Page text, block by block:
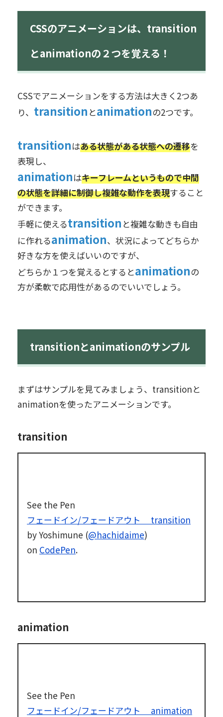
CSSのアニメーションは、transition
とanimationの２つを覚える！
CSSでアニメーションをする方法は大きく2つあ
り、 transition とanimationの2つです。
transitionはある状態がある状態への遷移を
表現し、
animationはキーフレームというもので中間
の状態を詳細に制御し複雑な動作を表現すること
ができます。
手軽に使えるtransition と複雑な動きも自由
に作れるanimation、状況によってどちらか
好きな方を使えばいいのですが、
どちらか１つを覚えるとするとanimationの
方が柔軟で応用性があるのでいいでしょう。
transitionとanimationのサンプル
まずはサンプルを見てみましょう、transitionと
animationを使ったアニメーションです。
transition
See the Pen
フェードイン/フェードアウト transition
by Yoshimune (@hachidaime)
on CodePen.
animation
See the Pen
フェードイン/フェードアウト animation